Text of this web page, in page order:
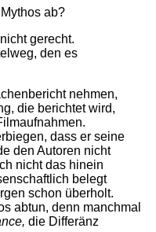
ab?
gerecht.
den es
nehmen,
die berichtet wird,
dass er seine
den Autoren nicht
nicht das hinein
belegt
schon überholt.
abtun, denn manchmal
die Differänz